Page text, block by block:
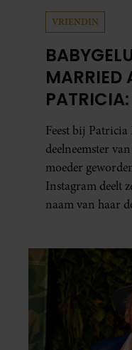
VRIENDIN
MARRIED
VAN
Feest bij
deelneemster
moeder
Instagram deelt
naam van haar